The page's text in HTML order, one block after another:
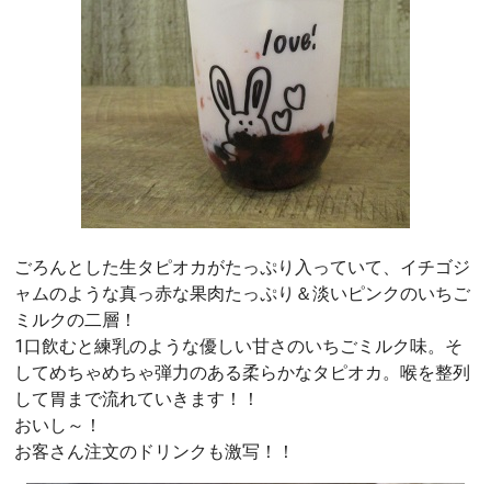
ごろんとした生タピオカがたっぷり入っていて、イチゴジ
ャムのような真っ赤な果肉たっぷり＆淡いピンクのいちご
ミルクの二層！
1口飲むと練乳のような優しい甘さのいちごミルク味。そ
してめちゃめちゃ弾力のある柔らかなタピオカ。喉を整列
して胃まで流れていきます！！
おいし～！
お客さん注文のドリンクも激写！！